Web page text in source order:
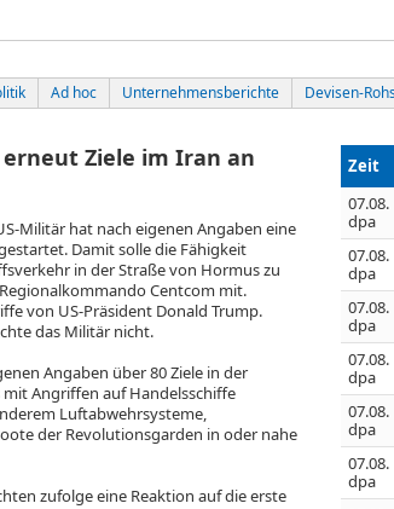
Ad hoc Unternehmensberichte Devisen-
erneut Ziele im Iran an
Militär hat nach eigenen Angaben eine
Damit solle die Fähigkeit
in der Straße von Hormus zu
Centcom mit.
von US-Präsident Donald Trump.
das Militär nicht.
Angaben über 80 Ziele in der
Angriffen auf Handelsschiffe
Luftabwehrsysteme,
der Revolutionsgarden in oder nahe
zufolge eine Reaktion auf die erste
Zeit
07.08.
dpa
07.08.
dpa
07.08.
dpa
07.08.
dpa
07.08.
dpa
07.08.
dpa